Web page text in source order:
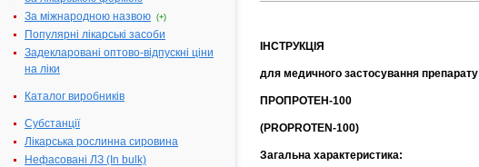
За міжнародною назвою (+)
Популярні лікарські засоби
Задекларовані оптово-відпускні ціни
на ліки
Каталог виробників
Субстанції
Лікарська рослинна сировина
Нефасовані ЛЗ (In bulk)
ІНСТРУКЦІЯ
для медичного застосування препарату
ПРОПРОТЕН-100
(PROPROTEN-100)
Загальна характеристика: